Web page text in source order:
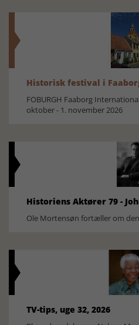
Historisk festival i
FOBURGH Faaborg
oktober - 1. november 2026
Historiens Aktører 79 -
Ole Mortensøn fortæller om
TV-tips, uge 32, 2026